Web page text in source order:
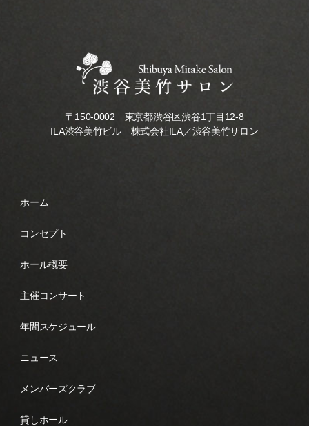
〒150-0002 東京都渋谷区渋谷1丁目12-8
ILA渋谷美竹ビル 株式会社ILA／渋谷美竹サロン
ホーム
コンセプト
ホール概要
主催コンサート
年間スケジュール
ニュース
メンバーズクラブ
貸しホール